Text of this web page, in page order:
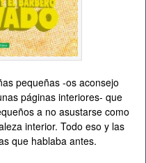
pequeñas -os aconsejo
páginas interiores- que
a no asustarse como
interior. Todo eso y las
que hablaba antes.